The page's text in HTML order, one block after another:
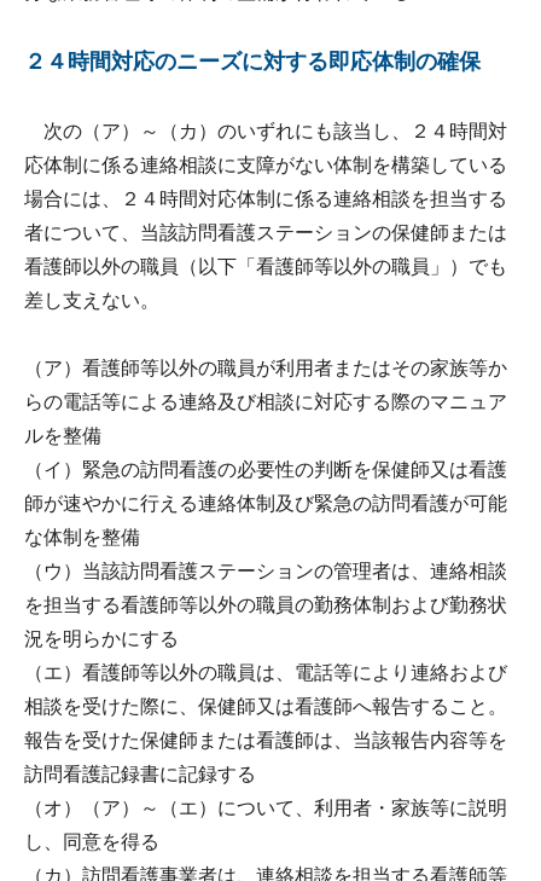
２４時間対応のニーズに対する即応体制の確保
次の（ア）～（カ）のいずれにも該当し、２４時間対
応体制に係る連絡相談に支障がない体制を構築している
場合には、２４時間対応体制に係る連絡相談を担当する
者について、当該訪問看護ステーションの保健師または
看護師以外の職員（以下「看護師等以外の職員」）でも
差し支えない。
（ア）看護師等以外の職員が利用者またはその家族等か
らの電話等による連絡及び相談に対応する際のマニュア
ルを整備
（イ）緊急の訪問看護の必要性の判断を保健師又は看護
師が速やかに行える連絡体制及び緊急の訪問看護が可能
な体制を整備
（ウ）当該訪問看護ステーションの管理者は、連絡相談
を担当する看護師等以外の職員の勤務体制および勤務状
況を明らかにする
（エ）看護師等以外の職員は、電話等により連絡および
相談を受けた際に、保健師又は看護師へ報告すること。
報告を受けた保健師または看護師は、当該報告内容等を
訪問看護記録書に記録する
（オ）（ア）～（エ）について、利用者・家族等に説明
し、同意を得る
（カ）訪問看護事業者は、連絡相談を担当する看護師等